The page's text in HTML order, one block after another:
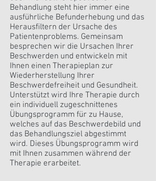
Behandlung steht hier immer eine
ausführliche Befunderhebung und das
Herausfiltern der Ursache des
Patientenproblems. Gemeinsam
besprechen wir die Ursachen Ihrer
Beschwerden und entwickeln mit
Ihnen einen Therapieplan zur
Wiederherstellung Ihrer
Beschwerdefreiheit und Gesundheit.
Unterstützt wird Ihre Therapie durch
ein individuell zugeschnittenes
Übungsprogramm für zu Hause,
welches auf das Beschwerdebild und
das Behandlungsziel abgestimmt
wird. Dieses Übungsprogramm wird
mit Ihnen zusammen während der
Therapie erarbeitet.